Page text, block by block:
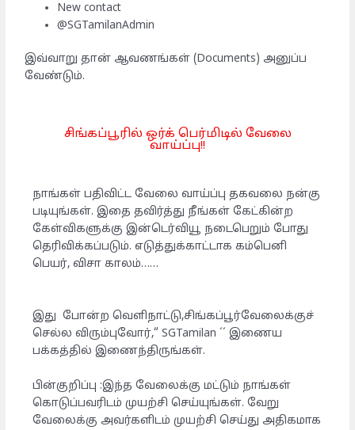
New contact
@SGTamilanAdmin
இவ்வாறு தான் ஆவணங்கள் (Documents) அனுப்ப
வேண்டும்.
சிங்கப்பூரில் ஒர்க் பெர்மிடில் வேலை
வாய்ப்பு!!
நாங்கள் பதிவிட்ட வேலை வாய்ப்பு தகவலை நன்கு
படியுங்கள். இதை தவிர்த்து நீங்கள் கேட்கின்ற
கேள்விகளுக்கு இன்டெர்வியூ நடைபெறும் போது
தெரிவிக்கப்படும். எடுத்துக்காட்டாக கம்பெனி
பெயர், விசா காலம்……
இது போன்ற வெளிநாட்டு,சிங்கப்பூர்வேலைக்குச்
செல்ல விரும்புவோர்,“ SGTamilan ´´ இணைய
பக்கத்தில் இணைந்திருங்கள்.
பின்குறிப்பு :இந்த வேலைக்கு மட்டும் நாங்கள்
கொடுப்பவரிடம் முயற்சி செய்யுங்கள். வேறு
வேலைக்கு அவர்களிடம் முயற்சி செய்து அதிகமாக